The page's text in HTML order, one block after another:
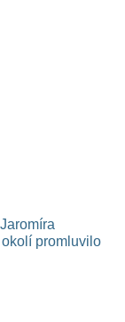
promluvilo